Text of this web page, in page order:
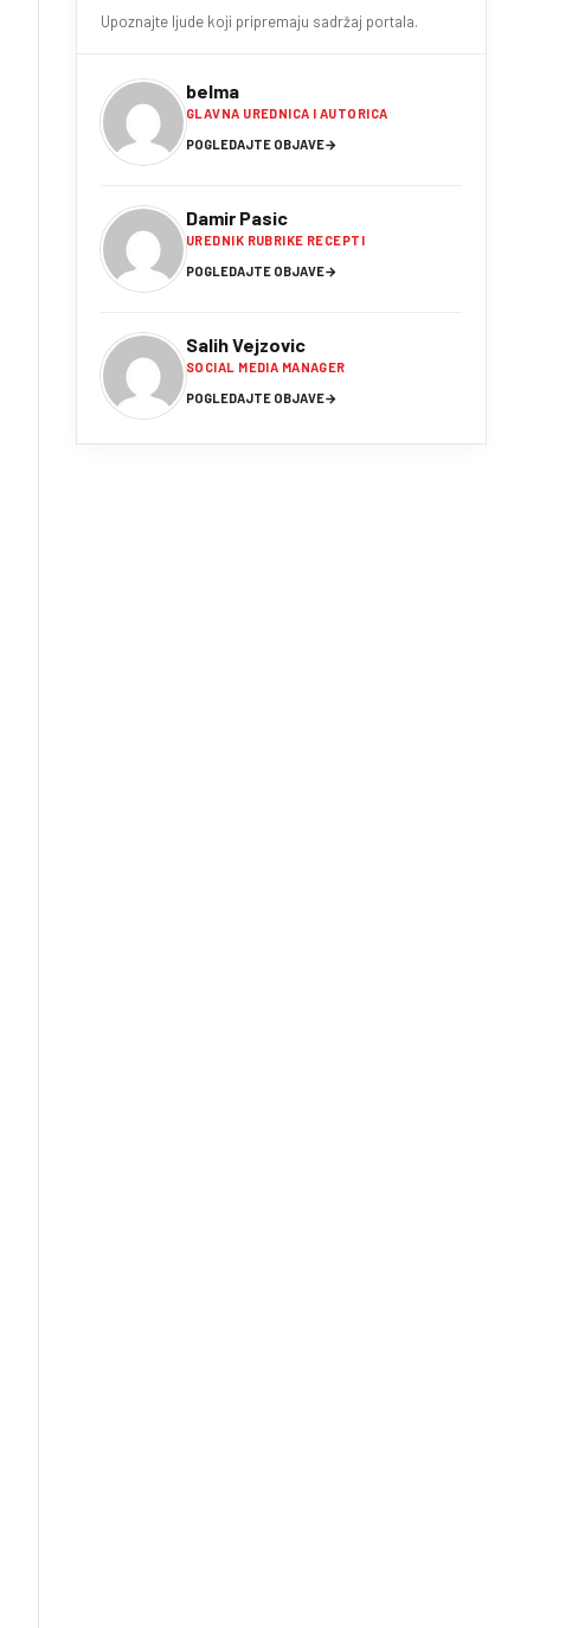
Upoznajte ljude koji pripremaju sadržaj portala.
belma
GLAVNA UREDNICA I AUTORICA
POGLEDAJTE OBJAVE→
Damir Pasic
UREDNIK RUBRIKE RECEPTI
POGLEDAJTE OBJAVE→
Salih Vejzovic
SOCIAL MEDIA MANAGER
POGLEDAJTE OBJAVE→